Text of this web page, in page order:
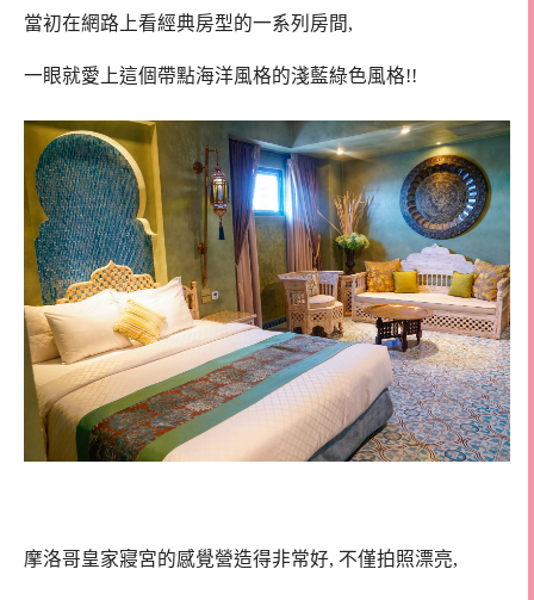
當初在網路上看經典房型的一系列房間,
一眼就愛上這個帶點海洋風格的淺藍綠色風格!!
摩洛哥皇家寢宮的感覺營造得非常好, 不僅拍照漂亮,